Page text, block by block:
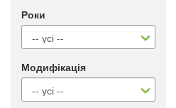
Роки
Модифікація